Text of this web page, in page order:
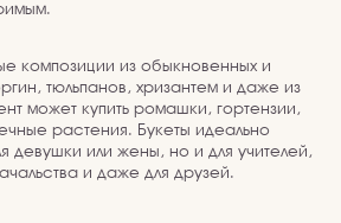
композиции из обыкновенных и
тюльпанов, хризантем и даже из
может купить ромашки, гортензии,
растения. Букеты идеально
девушки или жены, но и для учителей,
и даже для друзей.